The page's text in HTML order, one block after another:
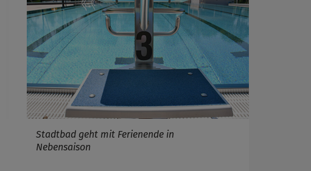
Stadtbad geht mit Ferienende in
Nebensaison